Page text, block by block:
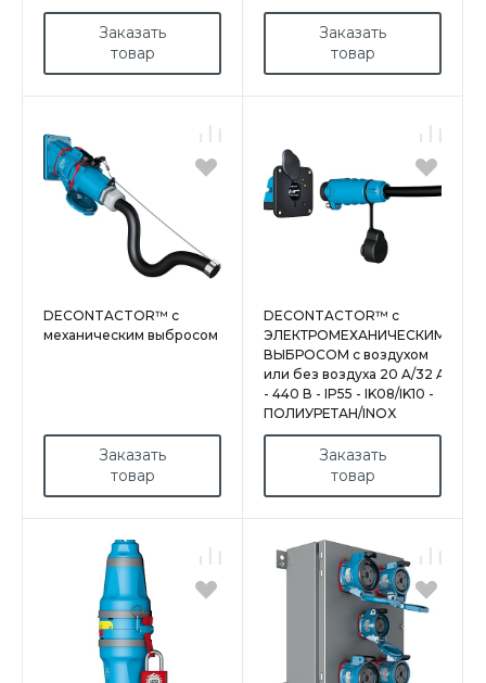
Заказать
товар
Заказать
товар
DECONTACTOR™ с
механическим выбросом
Заказать
товар
DECONTACTOR™ с
ЭЛЕКТРОМЕХАНИЧЕСКИМ
ВЫБРОСОМ с воздухом
или без воздуха 20 A/32 A
- 440 В - IP55 - IK08/IK10 -
ПОЛИУРЕТАН/INOX
Заказать
товар